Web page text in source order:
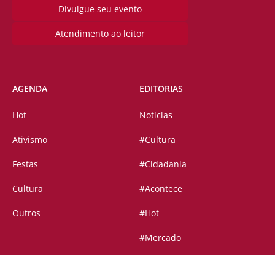
Divulgue seu evento
Atendimento ao leitor
AGENDA
Hot
Ativismo
Festas
Cultura
Outros
EDITORIAS
Notícias
#Cultura
#Cidadania
#Acontece
#Hot
#Mercado